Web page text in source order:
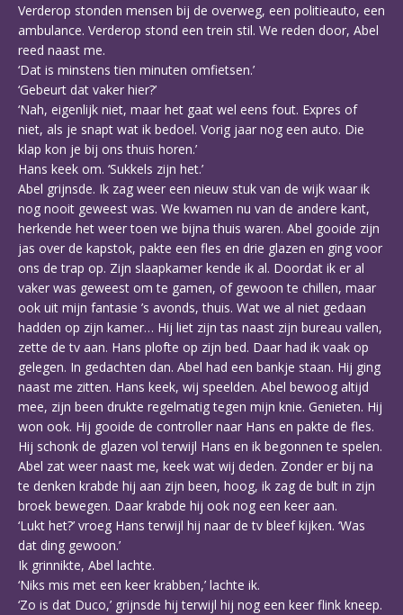
Verderop stonden mensen bij de overweg, een politieauto, een
ambulance. Verderop stond een trein stil. We reden door, Abel
reed naast me.
‘Dat is minstens tien minuten omfietsen.’
‘Gebeurt dat vaker hier?’
‘Nah, eigenlijk niet, maar het gaat wel eens fout. Expres of
niet, als je snapt wat ik bedoel. Vorig jaar nog een auto. Die
klap kon je bij ons thuis horen.’
Hans keek om. ‘Sukkels zijn het.’
Abel grijnsde. Ik zag weer een nieuw stuk van de wijk waar ik
nog nooit geweest was. We kwamen nu van de andere kant,
herkende het weer toen we bijna thuis waren. Abel gooide zijn
jas over de kapstok, pakte een fles en drie glazen en ging voor
ons de trap op. Zijn slaapkamer kende ik al. Doordat ik er al
vaker was geweest om te gamen, of gewoon te chillen, maar
ook uit mijn fantasie ’s avonds, thuis. Wat we al niet gedaan
hadden op zijn kamer… Hij liet zijn tas naast zijn bureau vallen,
zette de tv aan. Hans plofte op zijn bed. Daar had ik vaak op
gelegen. In gedachten dan. Abel had een bankje staan. Hij ging
naast me zitten. Hans keek, wij speelden. Abel bewoog altijd
mee, zijn been drukte regelmatig tegen mijn knie. Genieten. Hij
won ook. Hij gooide de controller naar Hans en pakte de fles.
Hij schonk de glazen vol terwijl Hans en ik begonnen te spelen.
Abel zat weer naast me, keek wat wij deden. Zonder er bij na
te denken krabde hij aan zijn been, hoog, ik zag de bult in zijn
broek bewegen. Daar krabde hij ook nog een keer aan.
‘Lukt het?’ vroeg Hans terwijl hij naar de tv bleef kijken. ‘Was
dat ding gewoon.’
Ik grinnikte, Abel lachte.
‘Niks mis met een keer krabben,’ lachte ik.
‘Zo is dat Duco,’ grijnsde hij terwijl hij nog een keer flink kneep.